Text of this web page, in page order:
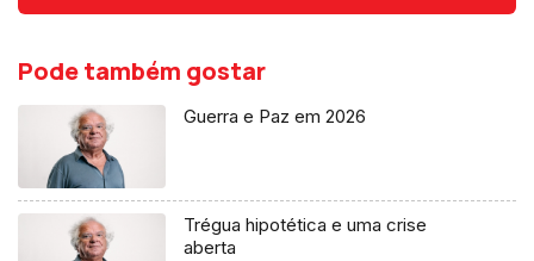
Pode também gostar
Guerra e Paz em 2026
Trégua hipotética e uma crise
aberta